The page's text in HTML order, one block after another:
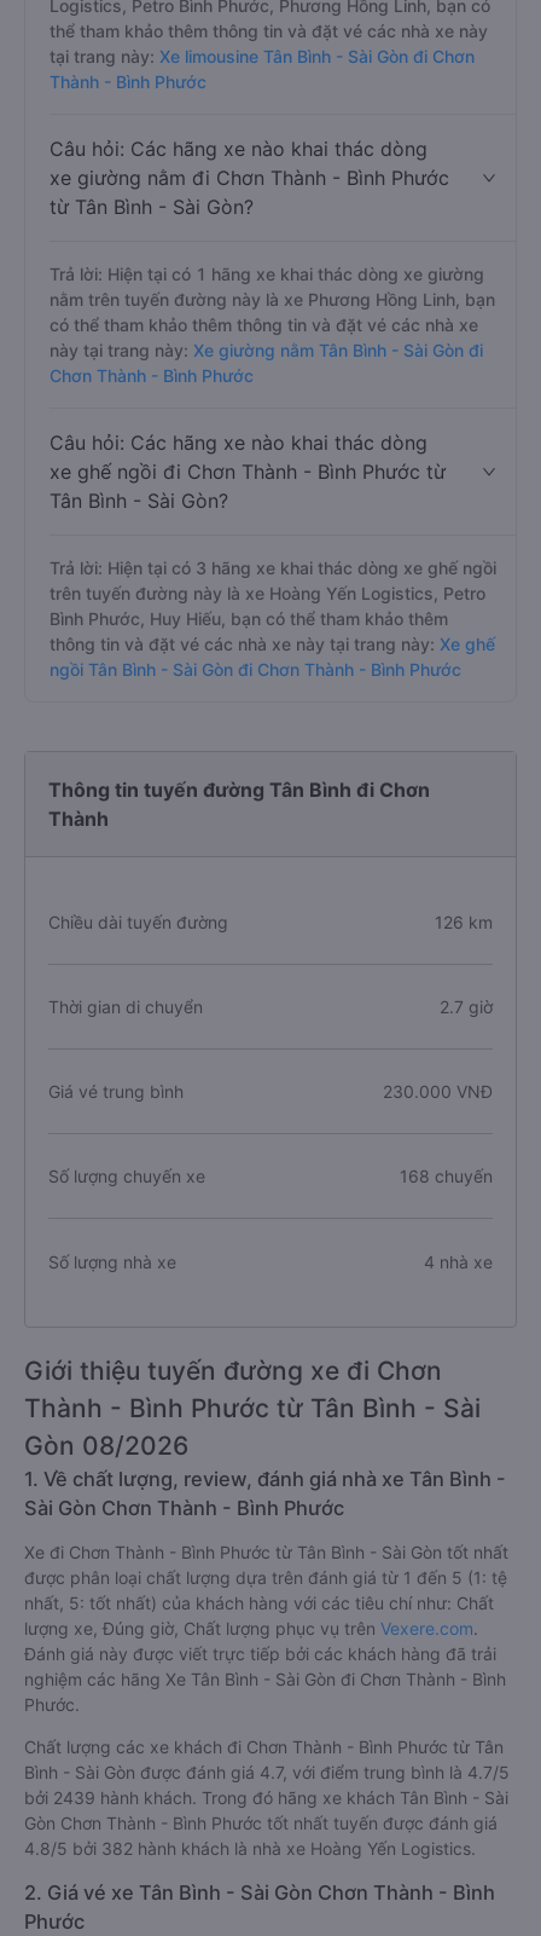
Logistics, Petro Bình Phước, Phương Hồng Linh, bạn có
thể tham khảo thêm thông tin và đặt vé các nhà xe này
tại trang này: Xe limousine Tân Bình - Sài Gòn đi Chơn
Thành - Bình Phước
Câu hỏi: Các hãng xe nào khai thác dòng
xe giường nằm đi Chơn Thành - Bình Phước
từ Tân Bình - Sài Gòn?
Trả lời: Hiện tại có 1 hãng xe khai thác dòng xe giường
nằm trên tuyến đường này là xe Phương Hồng Linh, bạn
có thể tham khảo thêm thông tin và đặt vé các nhà xe
này tại trang này: Xe giường nằm Tân Bình - Sài Gòn đi
Chơn Thành - Bình Phước
Câu hỏi: Các hãng xe nào khai thác dòng
xe ghế ngồi đi Chơn Thành - Bình Phước từ
Tân Bình - Sài Gòn?
Trả lời: Hiện tại có 3 hãng xe khai thác dòng xe ghế ngồi
trên tuyến đường này là xe Hoàng Yến Logistics, Petro
Bình Phước, Huy Hiếu, bạn có thể tham khảo thêm
thông tin và đặt vé các nhà xe này tại trang này: Xe ghế
ngồi Tân Bình - Sài Gòn đi Chơn Thành - Bình Phước
Thông tin tuyến đường Tân Bình đi Chơn
Thành
Chiều dài tuyến đường 126 km
Thời gian di chuyển 2.7 giờ
Giá vé trung bình 230.000 VNĐ
Số lượng chuyến xe 168 chuyến
Số lượng nhà xe 4 nhà xe
Giới thiệu tuyến đường xe đi Chơn
Thành - Bình Phước từ Tân Bình - Sài
Gòn 08/2026
1. Về chất lượng, review, đánh giá nhà xe Tân Bình -
Sài Gòn Chơn Thành - Bình Phước
Xe đi Chơn Thành - Bình Phước từ Tân Bình - Sài Gòn tốt nhất
được phân loại chất lượng dựa trên đánh giá từ 1 đến 5 (1: tệ
nhất, 5: tốt nhất) của khách hàng với các tiêu chí như: Chất
lượng xe, Đúng giờ, Chất lượng phục vụ trên Vexere.com.
Đánh giá này được viết trực tiếp bởi các khách hàng đã trải
nghiệm các hãng Xe Tân Bình - Sài Gòn đi Chơn Thành - Bình
Phước.
Chất lượng các xe khách đi Chơn Thành - Bình Phước từ Tân
Bình - Sài Gòn được đánh giá 4.7, với điểm trung bình là 4.7/5
bởi 2439 hành khách. Trong đó hãng xe khách Tân Bình - Sài
Gòn Chơn Thành - Bình Phước tốt nhất tuyến được đánh giá
4.8/5 bởi 382 hành khách là nhà xe Hoàng Yến Logistics.
2. Giá vé xe Tân Bình - Sài Gòn Chơn Thành - Bình
Phước